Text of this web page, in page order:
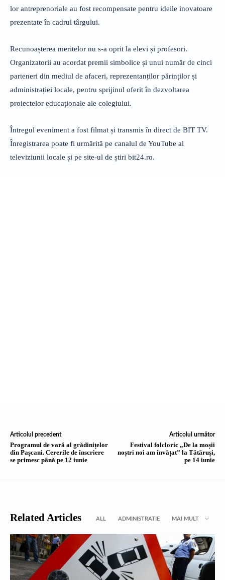
lor antreprenoriale au fost recompensate pentru ideile inovatoare
prezentate în cadrul târgului.
Recunoașterea meritelor nu s-a oprit la elevi și profesori.
Organizatorii au acordat premii simbolice și unui număr de cinci
parteneri din mediul de afaceri, reprezentanților părinților și
administrației locale, pentru sprijinul oferit în dezvoltarea
proiectelor educaționale ale colegiului.
Întregul eveniment a fost filmat și transmis în direct de BIT TV.
Înregistrarea poate fi urmărită pe canalul de YouTube al
televiziunii locale și pe site-ul de știri bit24.ro.
Articolul precedent
Programul de vară al grădinițelor
din Pașcani. Cererile de înscriere
se primesc până pe 12 iunie
Articolul următor
Festival folcloric „De la moșii
noștri noi am învățat” la Tătăruși,
pe 14 iunie
Related Articles ALL ADMINISTRATIE MAI MULT